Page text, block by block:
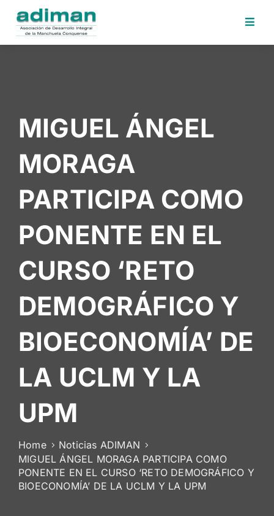
Desafios
Electrónica
Contratante
Noticias
Contacto
Area
Socios
MIGUEL ÁNGEL
MORAGA
PARTICIPA COMO
PONENTE EN EL
CURSO ‘RETO
DEMOGRÁFICO Y
BIOECONOMÍA’ DE
LA UCLM Y LA
UPM
Home
Noticias ADIMAN
MIGUEL ÁNGEL MORAGA PARTICIPA COMO
PONENTE EN EL CURSO ‘RETO DEMOGRÁFICO Y
BIOECONOMÍA’ DE LA UCLM Y LA UPM